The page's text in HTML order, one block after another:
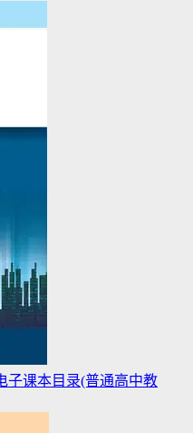
子课本目录(普通高中教